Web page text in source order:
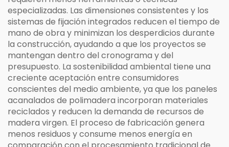
especializadas. Las dimensiones consistentes y los
sistemas de fijación integrados reducen el tiempo de
mano de obra y minimizan los desperdicios durante
la construcción, ayudando a que los proyectos se
mantengan dentro del cronograma y del
presupuesto. La sostenibilidad ambiental tiene una
creciente aceptación entre consumidores
conscientes del medio ambiente, ya que los paneles
acanalados de polimadera incorporan materiales
reciclados y reducen la demanda de recursos de
madera virgen. El proceso de fabricación genera
menos residuos y consume menos energía en